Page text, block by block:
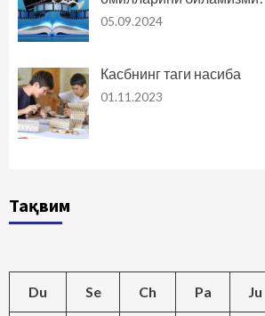
05.09.2024
Касбнинг таги насиба
01.11.2023
Тақвим
Du Se Ch Pa Ju